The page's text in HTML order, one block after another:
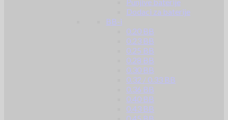
Dodaci za baterije
BB-i
0.20 BB
0.23 BB
0.25 BB
0.28 BB
0.30 BB
0.32 / 0.33 BB
0.36 BB
0.40 BB
0.43 BB